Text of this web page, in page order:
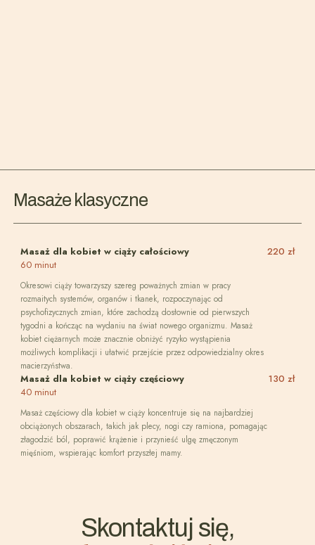
Masaże klasyczne
Masaż dla kobiet w ciąży całościowy
60 minut
Okresowi ciąży towarzyszy szereg poważnych zmian w pracy
rozmaitych systemów, organów i tkanek, rozpoczynając od
psychofizycznych zmian, które zachodzą dosłownie od pierwszych
tygodni a kończąc na wydaniu na świat nowego organizmu. Masaż
kobiet ciężarnych może znacznie obniżyć ryzyko wystąpienia
możliwych komplikacji i ułatwić przejście przez odpowiedzialny okres
macierzyństwa.
220 zł
Masaż dla kobiet w ciąży częściowy
40 minut
Masaż częściowy dla kobiet w ciąży koncentruje się na najbardziej
obciążonych obszarach, takich jak plecy, nogi czy ramiona, pomagając
złagodzić ból, poprawić krążenie i przynieść ulgę zmęczonym
mięśniom, wspierając komfort przyszłej mamy.
130 zł
Skontaktuj się,